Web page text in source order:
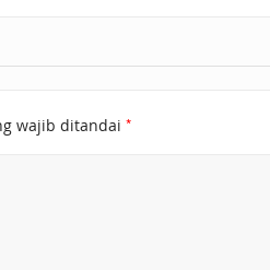
wajib ditandai *